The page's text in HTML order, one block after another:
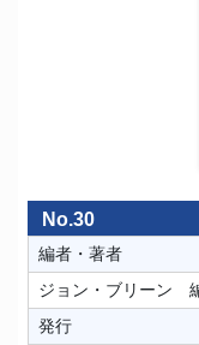
No.30
編者・著者
ジョン・ブリーン
発行